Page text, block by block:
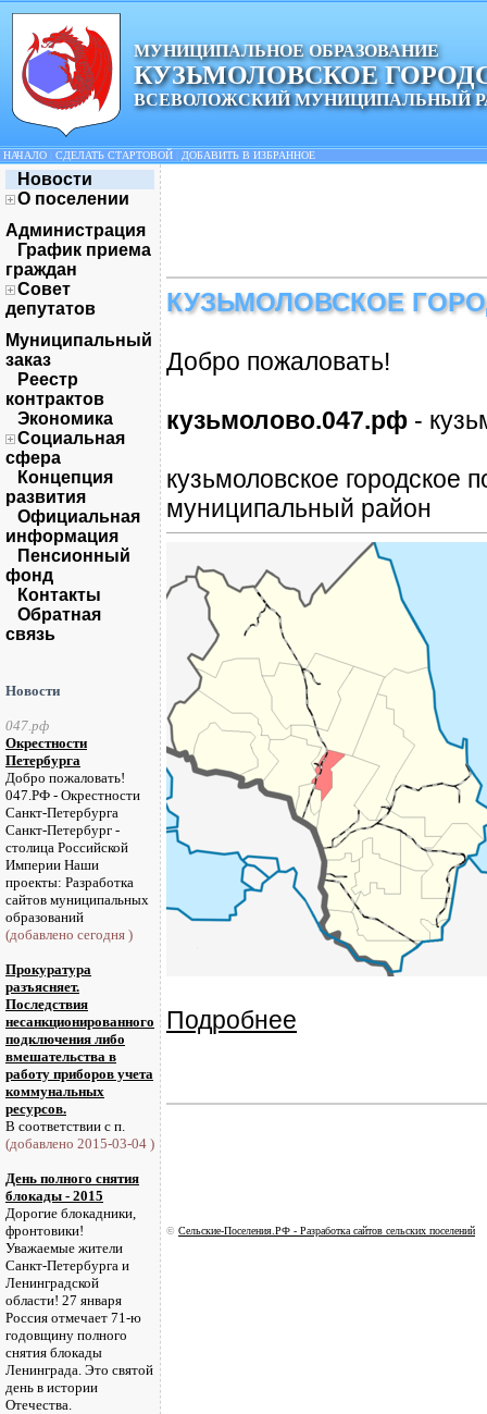
МУНИЦИПАЛЬНОЕ ОБРАЗОВАНИЕ
КУЗЬМОЛОВСКОЕ
ВСЕВОЛОЖСКИЙ МУНИЦИПАЛЬНЫЙ
НАЧАЛО СДЕЛАТЬ СТАРТОВОЙ ДОБАВИТЬ В ИЗБРАННОЕ
Новости
О поселении
Администрация
График приема
граждан
Совет
депутатов
Муниципальный
заказ
Реестр
контрактов
Экономика
Социальная
сфера
Концепция
развития
Официальная
информация
Пенсионный
фонд
Контакты
Обратная
связь
Новости
047.рф
Окрестности
Петербурга
Добро пожаловать!
047.РФ - Окрестности
Санкт-Петербурга
Санкт-Петербург -
столица Российской
Империи Наши
проекты: Разработка
сайтов муниципальных
образований
(добавлено сегодня )
Прокуратура
разъясняет.
Последствия
несанкционированного
подключения либо
вмешательства в
работу приборов учета
коммунальных
ресурсов.
В соответствии с п.
(добавлено 2015-03-04 )
День полного снятия
блокады - 2015
Дорогие блокадники,
фронтовики!
Уважаемые жители
Санкт-Петербурга и
Ленинградской
области! 27 января
Россия отмечает 71-ю
годовщину полного
снятия блокады
Ленинграда. Это святой
день в истории
Отечества.
КУЗЬМОЛОВСКОЕ
Добро пожаловать!
кузьмолово.047.рф -
кузьмоловское городское
муниципальный район
Подробнее
© Сельские-Поселения.РФ - Разработка сайтов сельских поселений